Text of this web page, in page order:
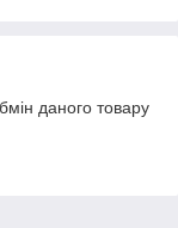
даного товару